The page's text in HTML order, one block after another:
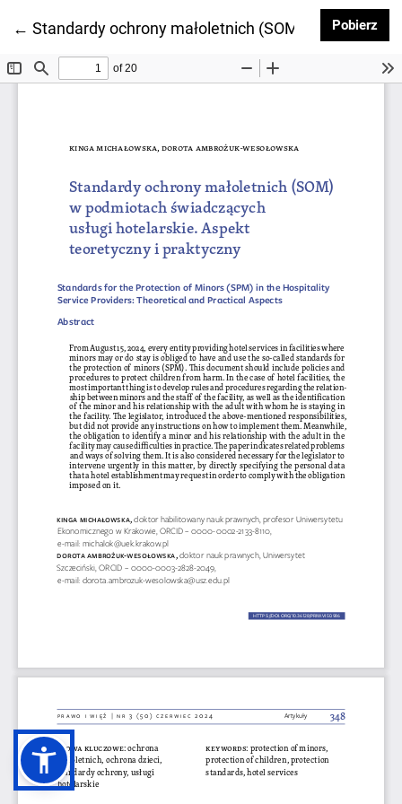
←Wróć do szczegółów artykułu
Standardy ochrony małoletnich (SOM) w Pobierz